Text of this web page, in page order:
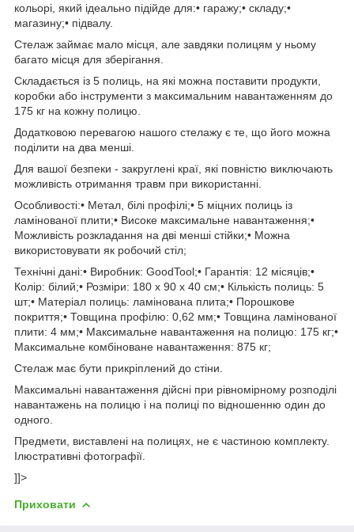
кольорі, який ідеально підійде для:• гаражу;• складу;•
магазину;• підвалу.
Стелаж займає мало місця, але завдяки полицям у ньому
багато місця для зберігання.
Складається із 5 полиць, на які можна поставити продукти,
коробки або інструменти з максимальним навантаженням до
175 кг на кожну полицю.
Додатковою перевагою нашого стелажу є те, що його можна
поділити на два менші.
Для вашої безпеки - закруглені краї, які повністю виключають
можливість отримання травм при використанні.
Особливості:• Метал, білі профілі;• 5 міцних полиць із
ламінованої плити;• Високе максимальне навантаження;•
Можливість розкладання на дві менші стійки;• Можна
використовувати як робочий стіл;
Технічні дані:• Виробник: GoodTool;• Гарантія: 12 місяців;•
Колір: білий;• Розміри: 180 х 90 х 40 см;• Кількість полиць: 5
шт;• Матеріал полиць: ламінована плита;• Порошкове
покриття;• Товщина профілю: 0,62 мм;• Товщина ламінованої
плити: 4 мм;• Максимальне навантаження на полицю: 175 кг;•
Максимальне комбіноване навантаження: 875 кг;
Стелаж має бути прикріплений до стіни.
Максимальні навантаження дійсні при рівномірному розподілі
навантажень на полицю і на полиці по відношенню один до
одного.
Предмети, виставлені на полицях, не є частиною комплекту.
Ілюстративні фотографії.
]]>
Приховати